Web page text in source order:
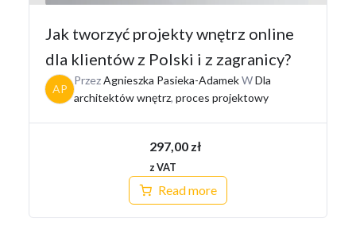
Jak tworzyć projekty wnętrz online
dla klientów z Polski i z zagranicy?
AP
PrzezAgnieszka Pasieka-AdamekWDla
architektów wnętrz, proces projektowy
297,00 zł
z VAT
Read more